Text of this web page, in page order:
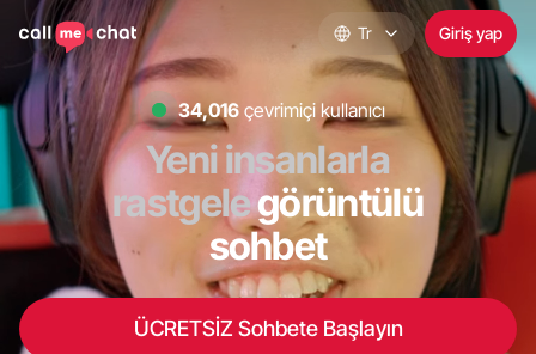
Tr Giriş yap
34,530 çevrimiçi kullanıcı
Yeni insanlarla
rastgelegörüntülü
sohbet
ÜCRETSİZ Sohbete Başlayın